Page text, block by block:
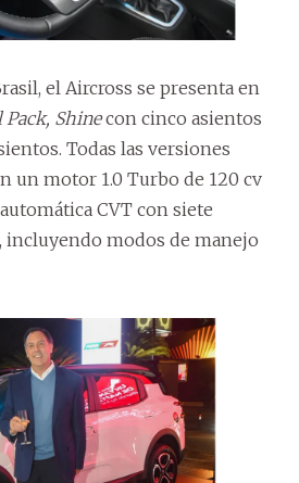
el Aircross se presenta en
Pack, Shinecon cinco asientos
Todas las versiones
un motor 1.0 Turbo de 120 cv
CVT con siete
incluyendo modos de manejo